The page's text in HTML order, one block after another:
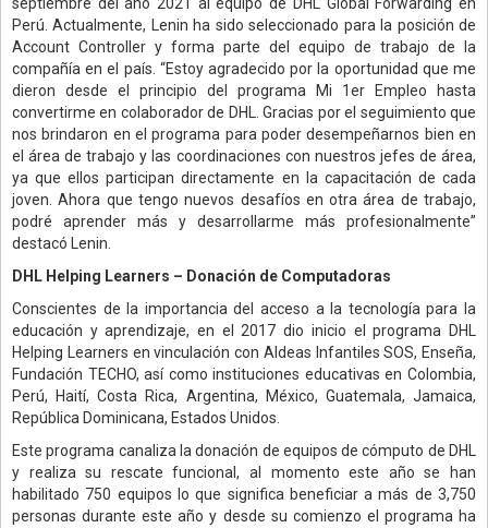
Perú. Actualmente, Lenin ha sido seleccionado para la posición de
Account Controller y forma parte del equipo de trabajo de la
compañía en el país. “Estoy agradecido por la oportunidad que me
dieron desde el principio del programa Mi 1er Empleo hasta
convertirme en colaborador de DHL. Gracias por el seguimiento que
nos brindaron en el programa para poder desempeñarnos bien en
el área de trabajo y las coordinaciones con nuestros jefes de área,
ya que ellos participan directamente en la capacitación de cada
joven. Ahora que tengo nuevos desafíos en otra área de trabajo,
podré aprender más y desarrollarme más profesionalmente”
destacó Lenin.
DHL Helping Learners – Donación de Computadoras
Conscientes de la importancia del acceso a la tecnología para la
educación y aprendizaje, en el 2017 dio inicio el programa DHL
Helping Learners en vinculación con Aldeas Infantiles SOS, Enseña,
Fundación TECHO, así como instituciones educativas en Colombia,
Perú, Haití, Costa Rica, Argentina, México, Guatemala, Jamaica,
República Dominicana, Estados Unidos.
Este programa canaliza la donación de equipos de cómputo de DHL
y realiza su rescate funcional, al momento este año se han
habilitado 750 equipos lo que significa beneficiar a más de 3,750
personas durante este año y desde su comienzo el programa ha